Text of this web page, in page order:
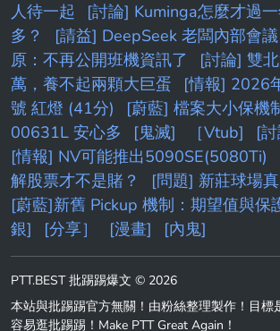
人待一起
[討論] Kuminga怎麼才過
多？
[請益] DeepSeek 老闆內部會議
原：不再公開班機資訊了
[討論] 雙
萬，養不起兩顆大巨蛋
[情報] 2026
號 紅燈 (41分)
[蔚藍] 檔案大小保機
00631L 安心多
[鬼滅] ［Vtub] [
[情報] NV可能推出5090SE(5080Ti)
解股票才不是賭？
[問題] 新莊球場
[蔚藍]新舊 Pickup 機制：期望值與保
銀]
[分享］ [漫畫] [內鬼]
PTT.BEST 批踢踢爆文 © 2026
本站與批踢踢官方無關！由粉絲整理製作！目標
容易逛批踢踢！Make PTT Great Again！